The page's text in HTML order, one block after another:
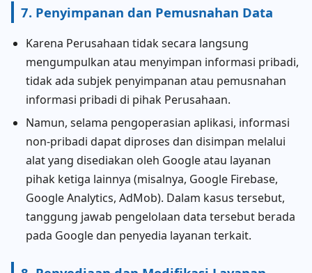
7. Penyimpanan dan Pemusnahan Data
Karena Perusahaan tidak secara langsung
mengumpulkan atau menyimpan informasi pribadi,
tidak ada subjek penyimpanan atau pemusnahan
informasi pribadi di pihak Perusahaan.
Namun, selama pengoperasian aplikasi, informasi
non-pribadi dapat diproses dan disimpan melalui
alat yang disediakan oleh Google atau layanan
pihak ketiga lainnya (misalnya, Google Firebase,
Google Analytics, AdMob). Dalam kasus tersebut,
tanggung jawab pengelolaan data tersebut berada
pada Google dan penyedia layanan terkait.